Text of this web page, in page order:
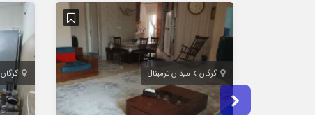
گرگان میدان ترمینال گرگان